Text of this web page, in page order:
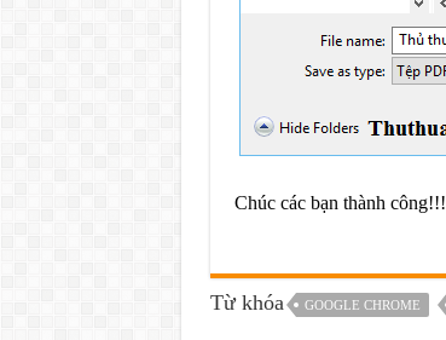
Chúc các bạn thành công!!!
Từ khóa GOOGLE CHROME